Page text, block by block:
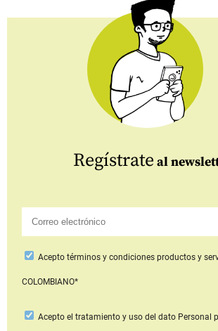
Regístrate al
Aceptotérminos y condiciones productos y
COLOMBIANO*
Acepto el tratamiento y uso del dato Personal